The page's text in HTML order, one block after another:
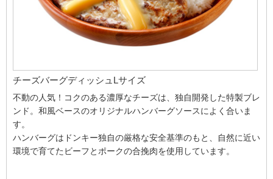
チーズバーグディッシュLサイズ
不動の人気！コクのある濃厚なチーズは、独自開発した特製ブレ
ンド。和風ベースのオリジナルハンバーグソースによく合いま
す。
ハンバーグはドンキー独自の厳格な安全基準のもと、自然に近い
環境で育てたビーフとポークの合挽肉を使用しています。